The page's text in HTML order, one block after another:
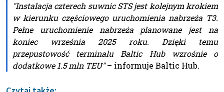
"Instalacja czterech suwnic STS jest kolejnym krokiem
w kierunku częściowego uruchomienia nabrzeża T3.
Pełne uruchomienie nabrzeża planowane jest na
koniec września 2025 roku. Dzięki temu
przepustowość terminalu Baltic Hub wzrośnie o
dodatkowe 1.5 mln TEU"– informuje Baltic Hub.